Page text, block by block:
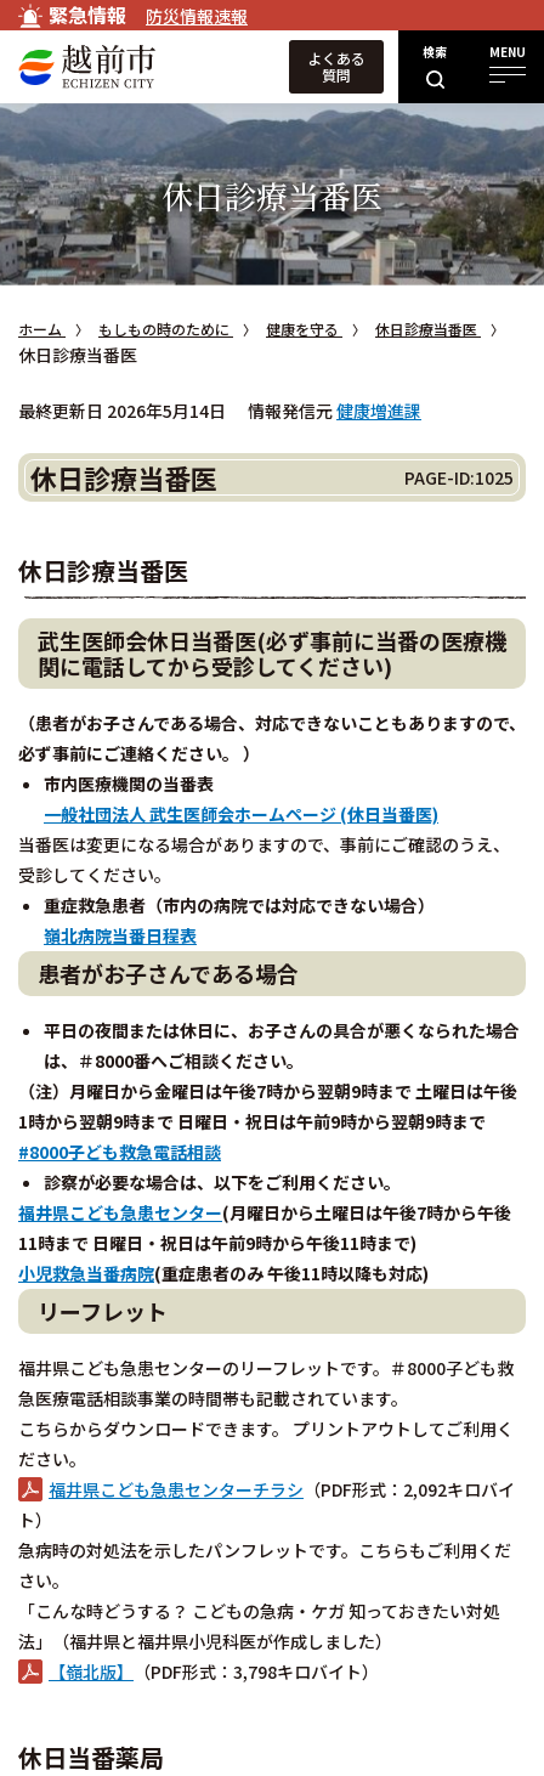
緊急情報 防災情報速報
検索 MENU
よくある
質問
休日診療当番医
ホーム もしもの時のために 健康を守る 休日診療当番医
休日診療当番医
最終更新日 2026年5月14日 情報発信元健康増進課
休日診療当番医 PAGE-ID:1025
休日診療当番医
武生医師会休日当番医(必ず事前に当番の医療機
関に電話してから受診してください)
（患者がお子さんである場合、対応できないこともありますので、
必ず事前にご連絡ください。 ）
市内医療機関の当番表
一般社団法人 武生医師会ホームページ (休日当番医)
当番医は変更になる場合がありますので、事前にご確認のうえ、
受診してください。
重症救急患者（市内の病院では対応できない場合）
嶺北病院当番日程表
患者がお子さんである場合
平日の夜間または休日に、お子さんの具合が悪くなられた場合
は、＃8000番へご相談ください。
（注）月曜日から金曜日は午後7時から翌朝9時まで 土曜日は午後
1時から翌朝9時まで 日曜日・祝日は午前9時から翌朝9時まで
#8000子ども救急電話相談
診察が必要な場合は、以下をご利用ください。
福井県こども急患センター(月曜日から土曜日は午後7時から午後
11時まで 日曜日・祝日は午前9時から午後11時まで)
小児救急当番病院(重症患者のみ 午後11時以降も対応)
リーフレット
福井県こども急患センターのリーフレットです。＃8000子ども救
急医療電話相談事業の時間帯も記載されています。
こちらからダウンロードできます。 プリントアウトしてご利用く
ださい。
福井県こども急患センターチラシ （PDF形式：2,092キロバイ
ト）
急病時の対処法を示したパンフレットです。こちらもご利用くだ
さい。
「こんな時どうする？ こどもの急病・ケガ 知っておきたい対処
法」（福井県と福井県小児科医が作成しました）
【嶺北版】
（PDF形式：3,798キロバイト）
休日当番薬局